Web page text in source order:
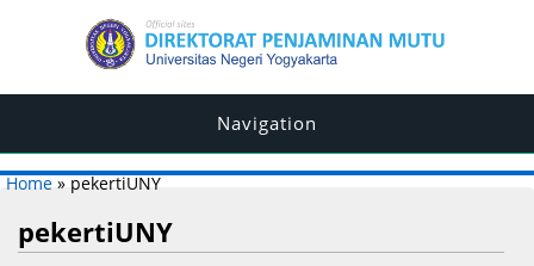
Navigation
You are here
Home » pekertiUNY
pekertiUNY